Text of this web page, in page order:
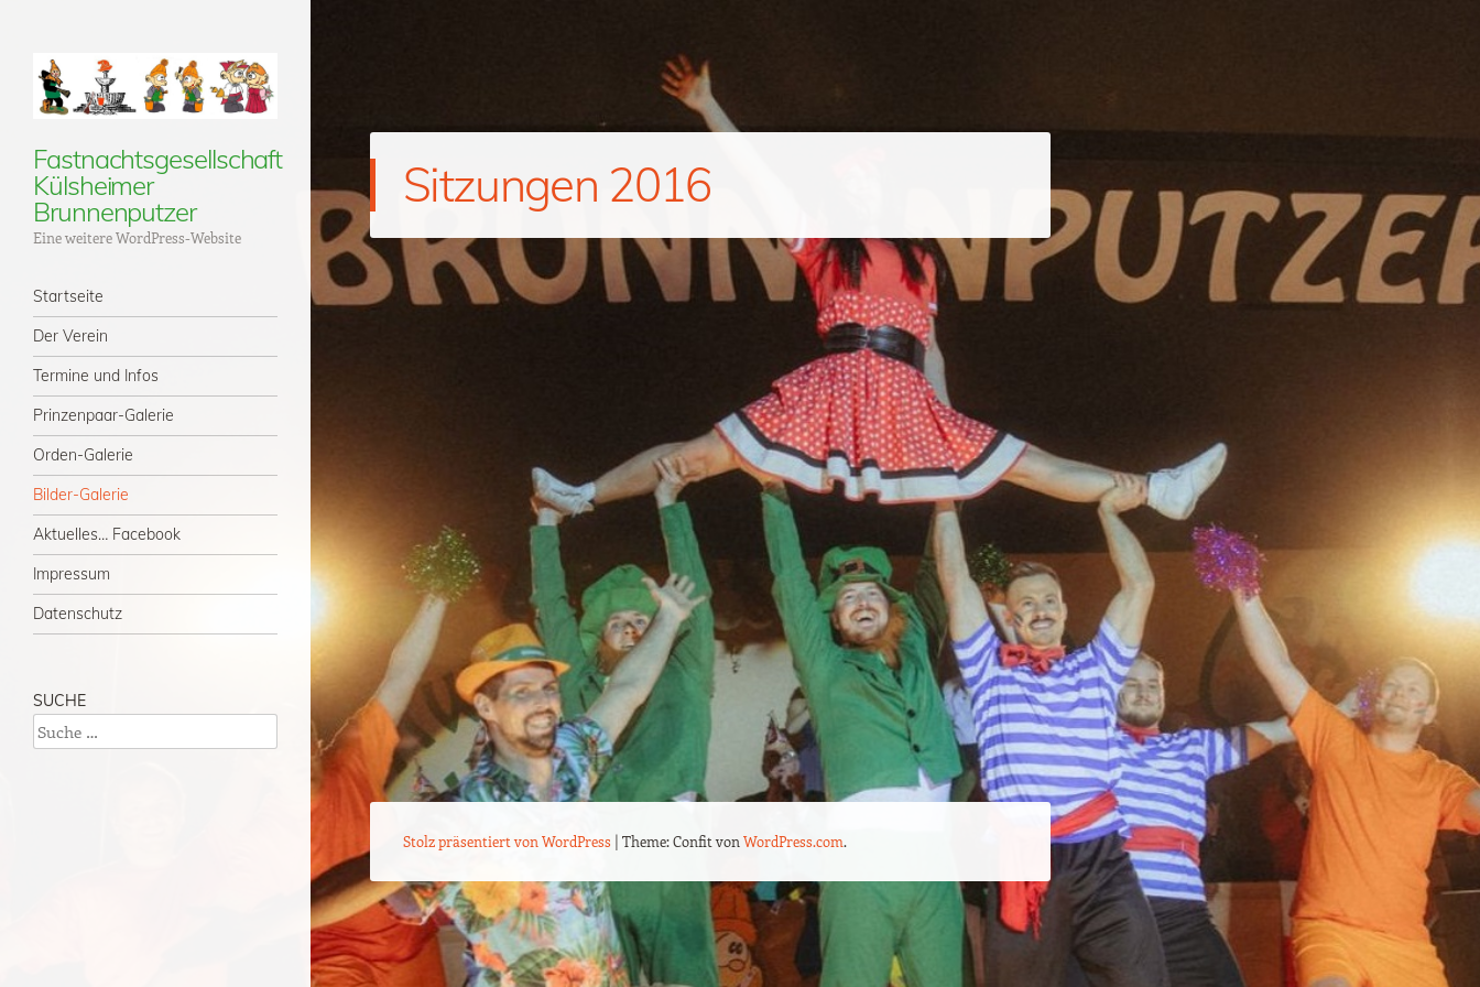
Fastnachtsgesellschaft
Külsheimer
Brunnenputzer
Eine weitere WordPress-Website
Menü
Zum Inhalt springen
Startseite
Der Verein
Termine und Infos
Prinzenpaar-Galerie
Orden-Galerie
Bilder-Galerie
Aktuelles… Facebook
Impressum
Datenschutz
Sitzungen 2016
SUCHE
Suche
Stolz präsentiert von WordPress | Theme: Confit von WordPress.com.